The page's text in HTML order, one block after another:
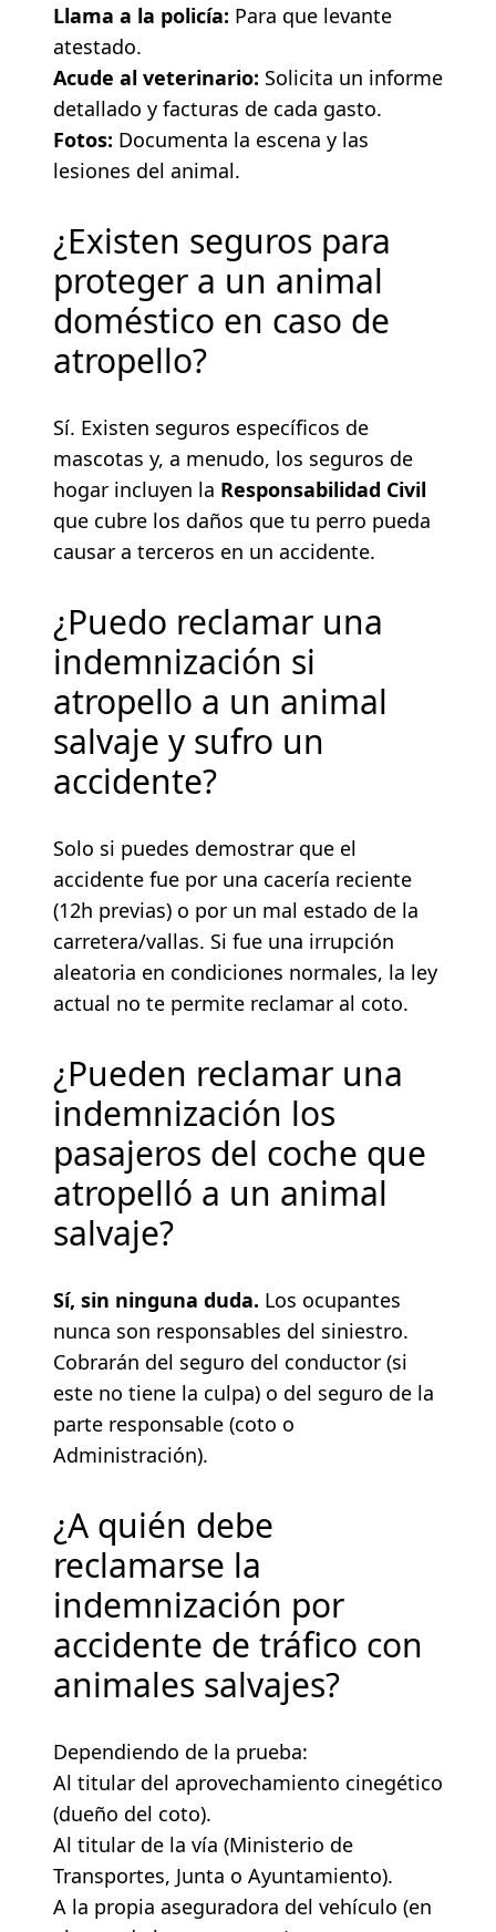
Llama a la policía: Para que levante
atestado.
Acude al veterinario: Solicita un informe
detallado y facturas de cada gasto.
Fotos: Documenta la escena y las
lesiones del animal.
¿Existen seguros para
proteger a un animal
doméstico en caso de
atropello?
Sí. Existen seguros específicos de
mascotas y, a menudo, los seguros de
hogar incluyen la Responsabilidad Civil
que cubre los daños que tu perro pueda
causar a terceros en un accidente.
¿Puedo reclamar una
indemnización si
atropello a un animal
salvaje y sufro un
accidente?
Solo si puedes demostrar que el
accidente fue por una cacería reciente
(12h previas) o por un mal estado de la
carretera/vallas. Si fue una irrupción
aleatoria en condiciones normales, la ley
actual no te permite reclamar al coto.
¿Pueden reclamar una
indemnización los
pasajeros del coche que
atropelló a un animal
salvaje?
Sí, sin ninguna duda. Los ocupantes
nunca son responsables del siniestro.
Cobrarán del seguro del conductor (si
este no tiene la culpa) o del seguro de la
parte responsable (coto o
Administración).
¿A quién debe
reclamarse la
indemnización por
accidente de tráfico con
animales salvajes?
Dependiendo de la prueba:
Al titular del aprovechamiento cinegético
(dueño del coto).
Al titular de la vía (Ministerio de
Transportes, Junta o Ayuntamiento).
A la propia aseguradora del vehículo (en